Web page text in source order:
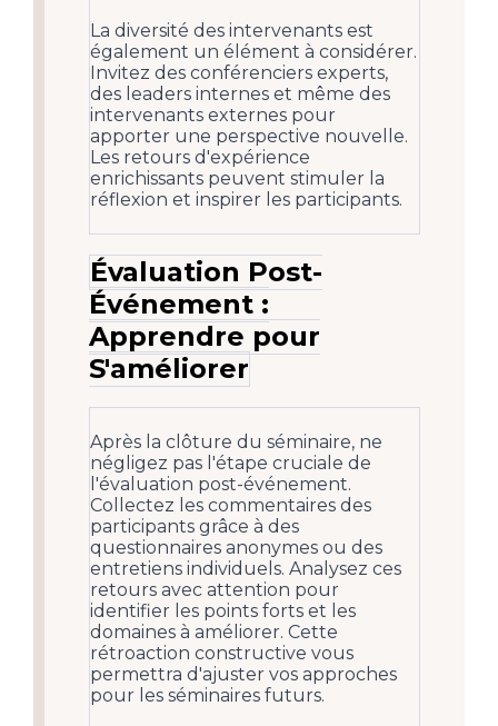
La diversité des intervenants est
également un élément à considérer.
Invitez des conférenciers experts,
des leaders internes et même des
intervenants externes pour
apporter une perspective nouvelle.
Les retours d'expérience
enrichissants peuvent stimuler la
réflexion et inspirer les participants.
Évaluation Post-
Événement :
Apprendre pour
S'améliorer
Après la clôture du séminaire, ne
négligez pas l'étape cruciale de
l'évaluation post-événement.
Collectez les commentaires des
participants grâce à des
questionnaires anonymes ou des
entretiens individuels. Analysez ces
retours avec attention pour
identifier les points forts et les
domaines à améliorer. Cette
rétroaction constructive vous
permettra d'ajuster vos approches
pour les séminaires futurs.